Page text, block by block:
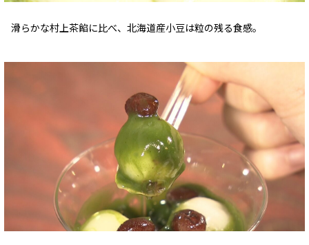
滑らかな村上茶餡に比べ、北海道産小豆は粒の残る食感。